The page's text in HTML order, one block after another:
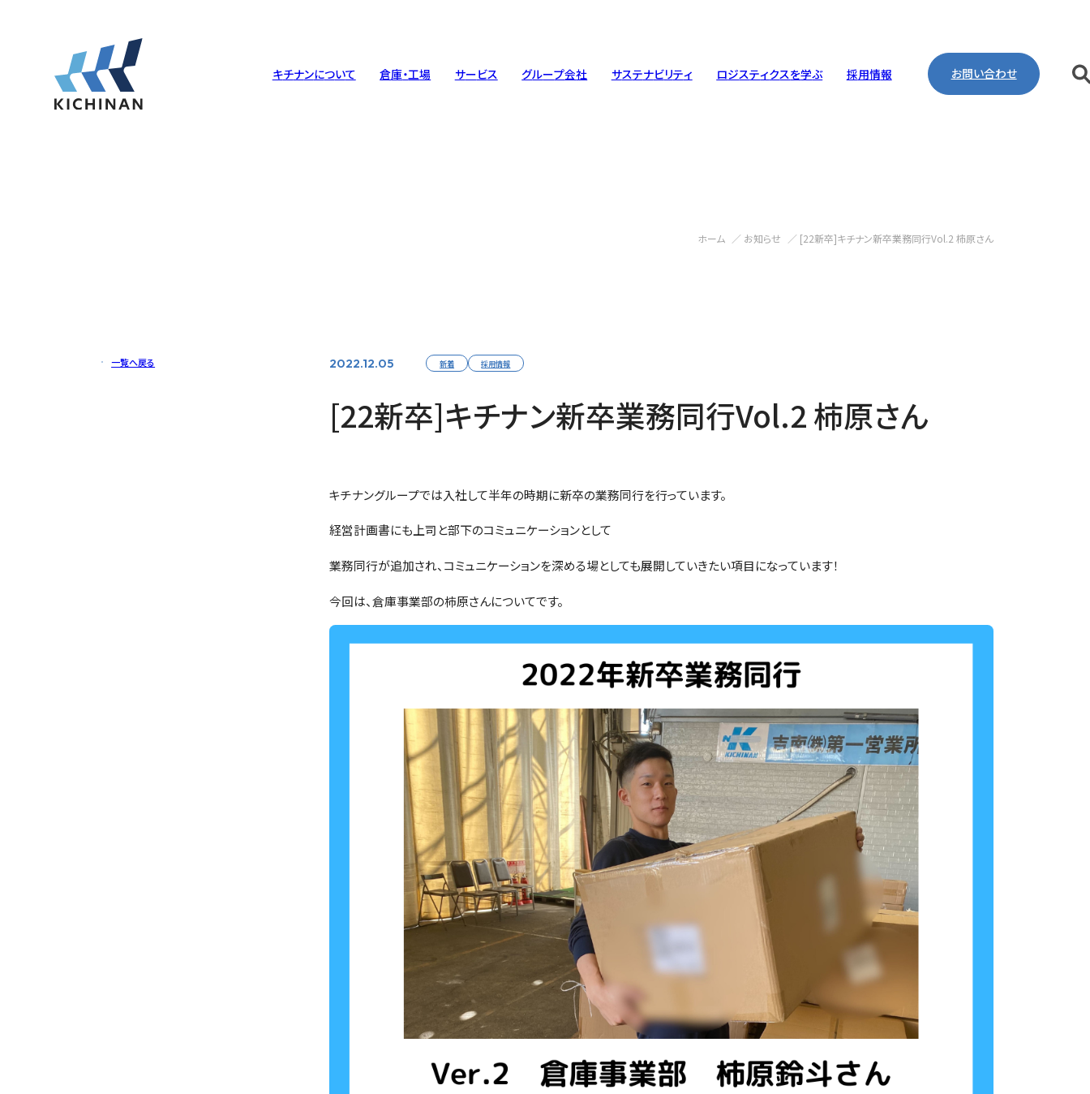
キチナンについて
Company Profile
倉庫・工場
Maintenance
サービス
Engineering
グループ会社 サステナビリティ
Environment
ロジスティクスを学ぶ 採用情報 お問い合わせ
ホーム お知らせ [22新卒]キチナン新卒業務同行Vol.2 柿原さん
一覧へ戻る 2022.12.05 新着 採用情報
[22新卒]キチナン新卒業務同行Vol.2 柿原さん
キチナングループでは入社して半年の時期に新卒の業務同行を行っています。
経営計画書にも上司と部下のコミュニケーションとして
業務同行が追加され、コミュニケーションを深める場としても展開していきたい項目になっています！
今回は、倉庫事業部の柿原さんについてです。